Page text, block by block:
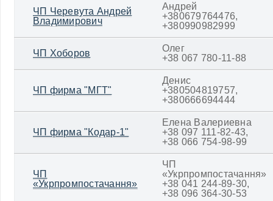
ЧП Черевута Андрей
Владимирович
Андрей
+380679764476,
+380990982999
ЧП Хоборов
Олег
+38 067 780-11-88
ЧП фирма "МГТ"
Денис
+380504819757,
+380666694444
ЧП фирма "Кодар-1"
Елена Валериевна
+38 097 111-82-43,
+38 066 754-98-99
ЧП
«Укрпромпостачання»
ЧП
«Укрпромпостачання»
+38 041 244-89-30,
+38 096 364-30-53